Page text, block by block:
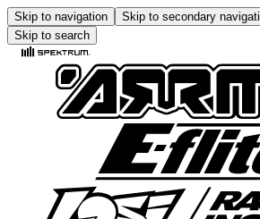
Skip to navigation Skip to secondary
Skip to search